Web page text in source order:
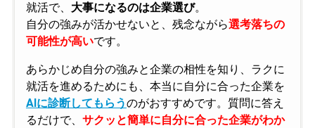
就活で、 大事になるのは企業選び。
自分の強みが活かせないと、残念ながら選考落ちの
可能性が高いです。
あらかじめ自分の強みと企業の相性を知り、ラクに
就活を進めるためにも、本当に自分に合った企業を
AIに診断してもらうのがおすすめです。質問に答え
るだけで、 サクッと簡単に自分に合った企業がわか